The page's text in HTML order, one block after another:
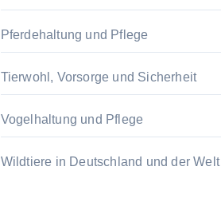
Pferdehaltung und Pflege
Tierwohl, Vorsorge und Sicherheit
Vogelhaltung und Pflege
Wildtiere in Deutschland und der Welt